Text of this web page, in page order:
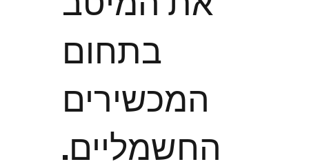
בתחום
המכשירים
החשמליים.